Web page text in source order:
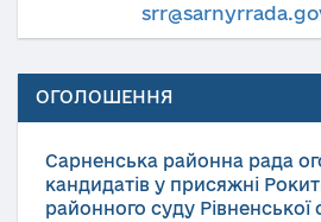
ОГОЛОШЕННЯ
Сарненська районна рада
кандидатів у присяжні
районного суду Рівненської